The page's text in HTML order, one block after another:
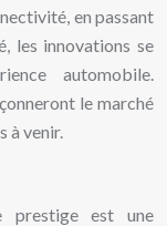
en passant
les innovations se
automobile.
le marché
à venir.
prestige est une